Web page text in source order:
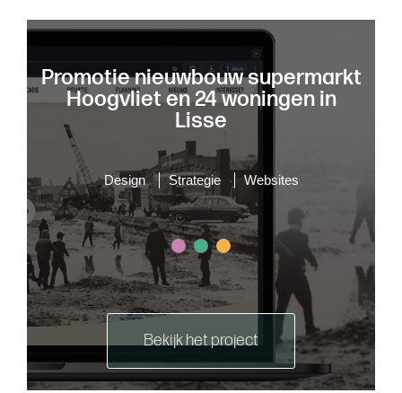
Promotie nieuwbouw supermarkt
Hoogvliet en 24 woningen in
Lisse
Design Strategie Websites
Bekijk het project